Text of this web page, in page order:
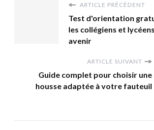
ARTICLE PRÉCÉDENT
Test d'orientation
les collégiens et
avenir
ARTICLE SUIVANT
Guide complet pour choisir une
housse adaptée à votre fauteuil